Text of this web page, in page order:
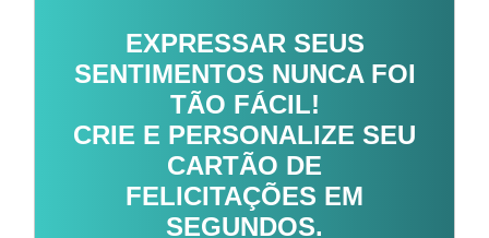
EXPRESSAR SEUS
SENTIMENTOS NUNCA FOI
TÃO FÁCIL!
CRIE E PERSONALIZE SEU
CARTÃO DE
FELICITAÇÕES EM
SEGUNDOS.